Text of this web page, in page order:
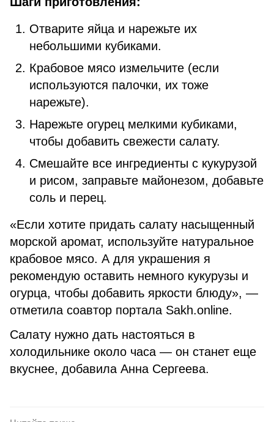
Отварите яйца и нарежьте их
небольшими кубиками.
Крабовое мясо измельчите (если
используются палочки, их тоже
нарежьте).
Нарежьте огурец мелкими кубиками,
чтобы добавить свежести салату.
Смешайте все ингредиенты с кукурузой
и рисом, заправьте майонезом, добавьте
соль и перец.
«Если хотите придать салату насыщенный
морской аромат, используйте натуральное
крабовое мясо. А для украшения я
рекомендую оставить немного кукурузы и
огурца, чтобы добавить яркости блюду», —
отметила соавтор портала Sakh.online.
Салату нужно дать настояться в
холодильнике около часа — он станет еще
вкуснее, добавила Анна Сергеева.